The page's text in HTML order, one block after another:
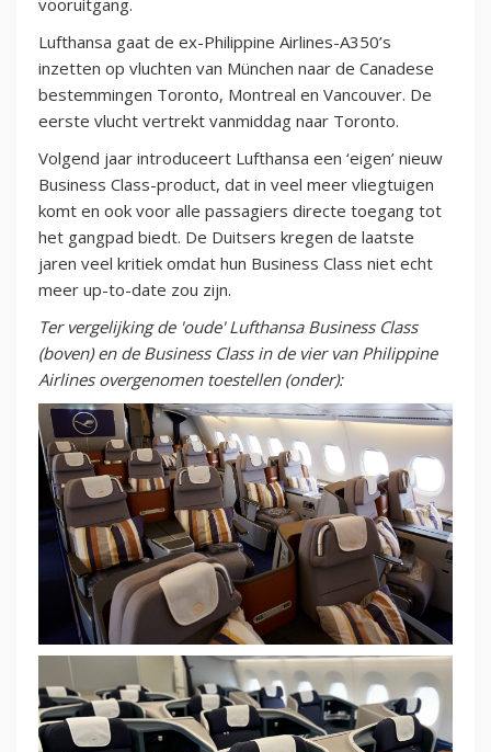
vooruitgang.
Lufthansa gaat de ex-Philippine Airlines-A350’s
inzetten op vluchten van München naar de Canadese
bestemmingen Toronto, Montreal en Vancouver. De
eerste vlucht vertrekt vanmiddag naar Toronto.
Volgend jaar introduceert Lufthansa een ‘eigen’ nieuw
Business Class-product, dat in veel meer vliegtuigen
komt en ook voor alle passagiers directe toegang tot
het gangpad biedt. De Duitsers kregen de laatste
jaren veel kritiek omdat hun Business Class niet echt
meer up-to-date zou zijn.
Ter vergelijking de 'oude' Lufthansa Business Class
(boven) en de Business Class in de vier van Philippine
Airlines overgenomen toestellen (onder):